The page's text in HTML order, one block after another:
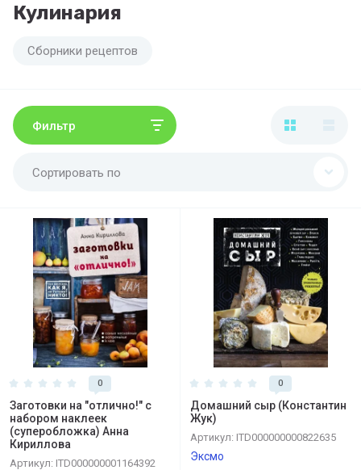
Кулинария
Сборники рецептов
Фильтр
Сортировать по
0
Заготовки на "отлично!" с
набором наклеек
(суперобложка) Анна
Кириллова
Артикул: ITD000000001164392
0
Домашний сыр (Константин
Жук)
Артикул: ITD000000000822635
Эксмо